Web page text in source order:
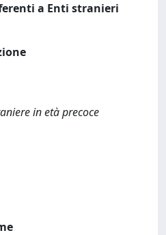
a Enti stranieri
in età precoce